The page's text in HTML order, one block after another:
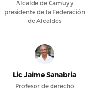
Alcalde de Camuy y
presidente de la Federación
de Alcaldes
Lic Jaime Sanabria
Profesor de derecho